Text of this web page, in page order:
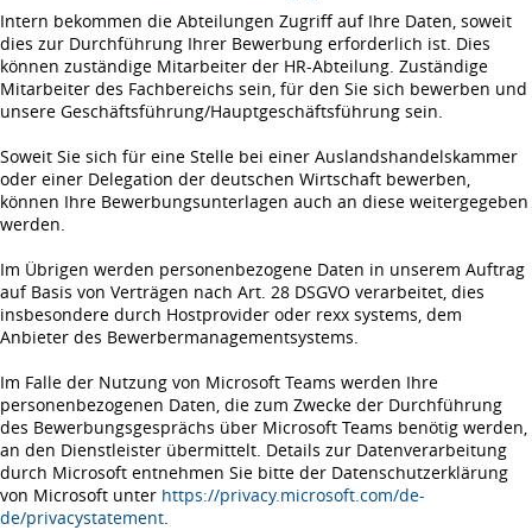
Intern bekommen die Abteilungen Zugriff auf Ihre Daten, soweit
dies zur Durchführung Ihrer Bewerbung erforderlich ist. Dies
können zuständige Mitarbeiter der HR-Abteilung. Zuständige
Mitarbeiter des Fachbereichs sein, für den Sie sich bewerben und
unsere Geschäftsführung/Hauptgeschäftsführung sein.
Soweit Sie sich für eine Stelle bei einer Auslandshandelskammer
oder einer Delegation der deutschen Wirtschaft bewerben,
können Ihre Bewerbungsunterlagen auch an diese weitergegeben
werden.
Im Übrigen werden personenbezogene Daten in unserem Auftrag
auf Basis von Verträgen nach Art. 28 DSGVO verarbeitet, dies
insbesondere durch Hostprovider oder rexx systems, dem
Anbieter des Bewerbermanagementsystems.
Im Falle der Nutzung von Microsoft Teams werden Ihre
personenbezogenen Daten, die zum Zwecke der Durchführung
des Bewerbungsgesprächs über Microsoft Teams benötig werden,
an den Dienstleister übermittelt. Details zur Datenverarbeitung
durch Microsoft entnehmen Sie bitte der Datenschutzerklärung
von Microsoft unter https://privacy.microsoft.com/de-
de/privacystatement.